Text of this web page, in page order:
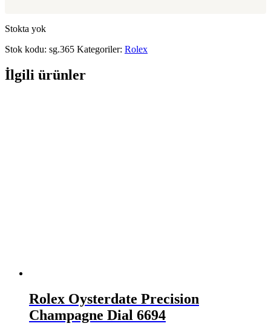
Stokta yok
Stok kodu: sg.365 Kategoriler: Rolex
İlgili ürünler
Rolex Oysterdate Precision
Champagne Dial 6694